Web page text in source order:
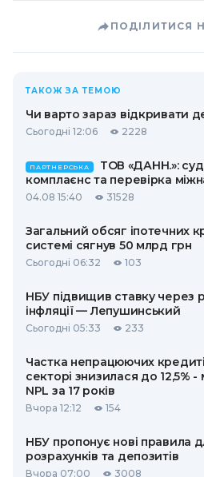
ПОДІЛИТИСЯ
ТАКОЖ ЗА ТЕМОЮ
Чи варто зараз відкривати
Сьогодні 12:06 2228
ПАРТНЕРСЬКА
ТОВ «ДАНН.»:
комплаєнс та перевірка
04.08 15:40 31528
Загальний обсяг іпотечних
системі сягнув 50 млрд грн
Сьогодні 06:32 103
НБУ підвищив ставку через
інфляції — Лепушинський
Сьогодні 05:33 233
Частка непрацюючих
секторі знизилася до 12,5% -
NPL за 17 років
Вчора 12:12 154
НБУ пропонує нові правила
розрахунків та депозитів
Вчора 07:00 3008